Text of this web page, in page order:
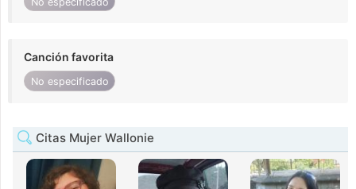
Canción favorita
No especificado
Citas Mujer Wallonie